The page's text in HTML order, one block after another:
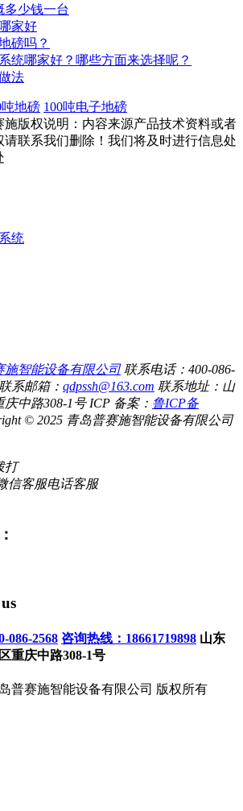
多少钱一台
家好
磅吗？
统哪家好？哪些方面来选择呢？
法
吨地磅 100吨电子地磅
施版权说明：内容来源产品技术资料或者
请联系我们删除！我们将及时进行信息处
统
施智能设备有限公司 联系电话：400-086-
系邮箱： qdpssh@163.com 联系地址：山
庆中路308-1号 ICP 备案： 鲁ICP备
© 2025 青岛普赛施智能设备有限公司
打
电话客服
086-2568 咨询热线：18661719898 山东
重庆中路308-1号
普赛施智能设备有限公司 版权所有